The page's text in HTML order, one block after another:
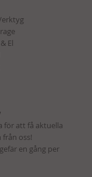
El
för att få aktuella
oss!
en gång per